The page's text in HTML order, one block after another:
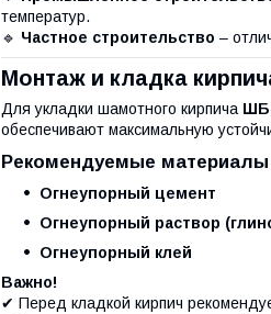
температур.
🔹 Частное строительство –
Монтаж и кладка
Для укладки шамотного кирпича
обеспечивают максимальную
Рекомендуемые
Огнеупорный цемент
Огнеупорный раствор
Огнеупорный клей
Важно!
✔ Перед кладкой кирпич